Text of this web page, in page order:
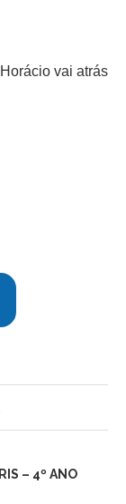
vai atrás
– 4º ANO